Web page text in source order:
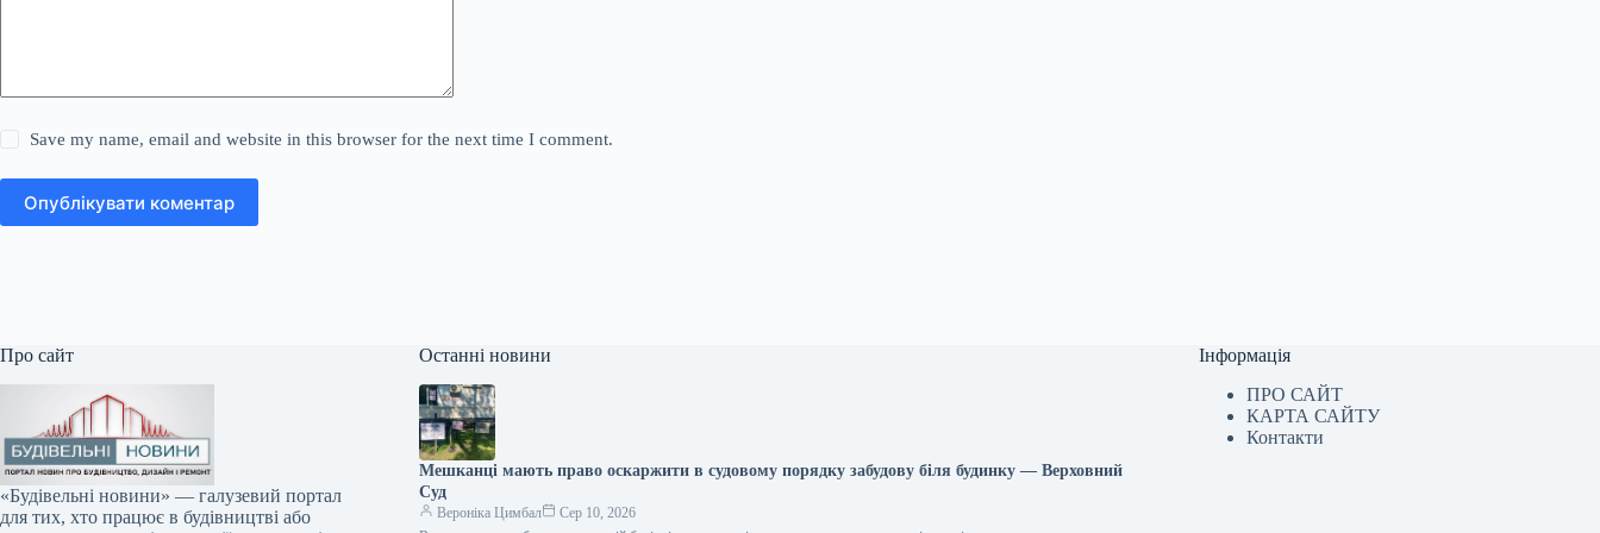
Save my name, email and website in this browser for the next time I comment.
Опублікувати коментар
Про сайт
«Будівельні новини» — галузевий портал
для тих, хто працює в будівництві або
Останні новини
Мешканці мають право оскаржити в судовому порядку забудову біля будинку — Верховний
Суд
Вероніка Цимбал
Сер 10, 2026
Інформація
ПРО САЙТ
КАРТА САЙТУ
Контакти